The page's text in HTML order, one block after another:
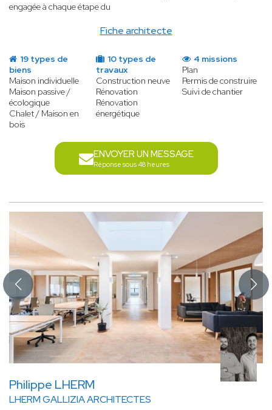
Fiche architecte
engagée à chaque étape du
19 types de
biens
Maison individuelle
Maison passive /
écologique
Chalet / Maison en
bois
10 types de
travaux
Construction neuve
Rénovation
Rénovation
énergétique
4 missions
Plan
Permis de construire
Suivi de chantier
ENVOYER UN MESSAGE
Réponse sous 48 heures
Philippe LHERM
LHERM GALLIZIA ARCHITECTES